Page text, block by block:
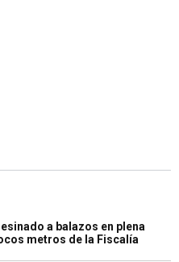
a balazos en plena
metros de la Fiscalía